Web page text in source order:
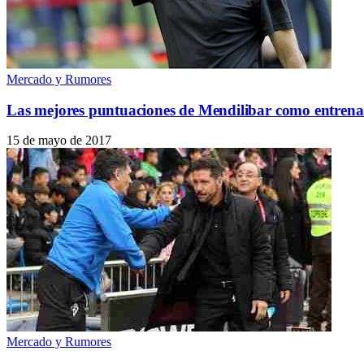
Mercado y Rumores
Las mejores puntuaciones de Mendilibar como
15 de mayo de 2017
Mercado y Rumores